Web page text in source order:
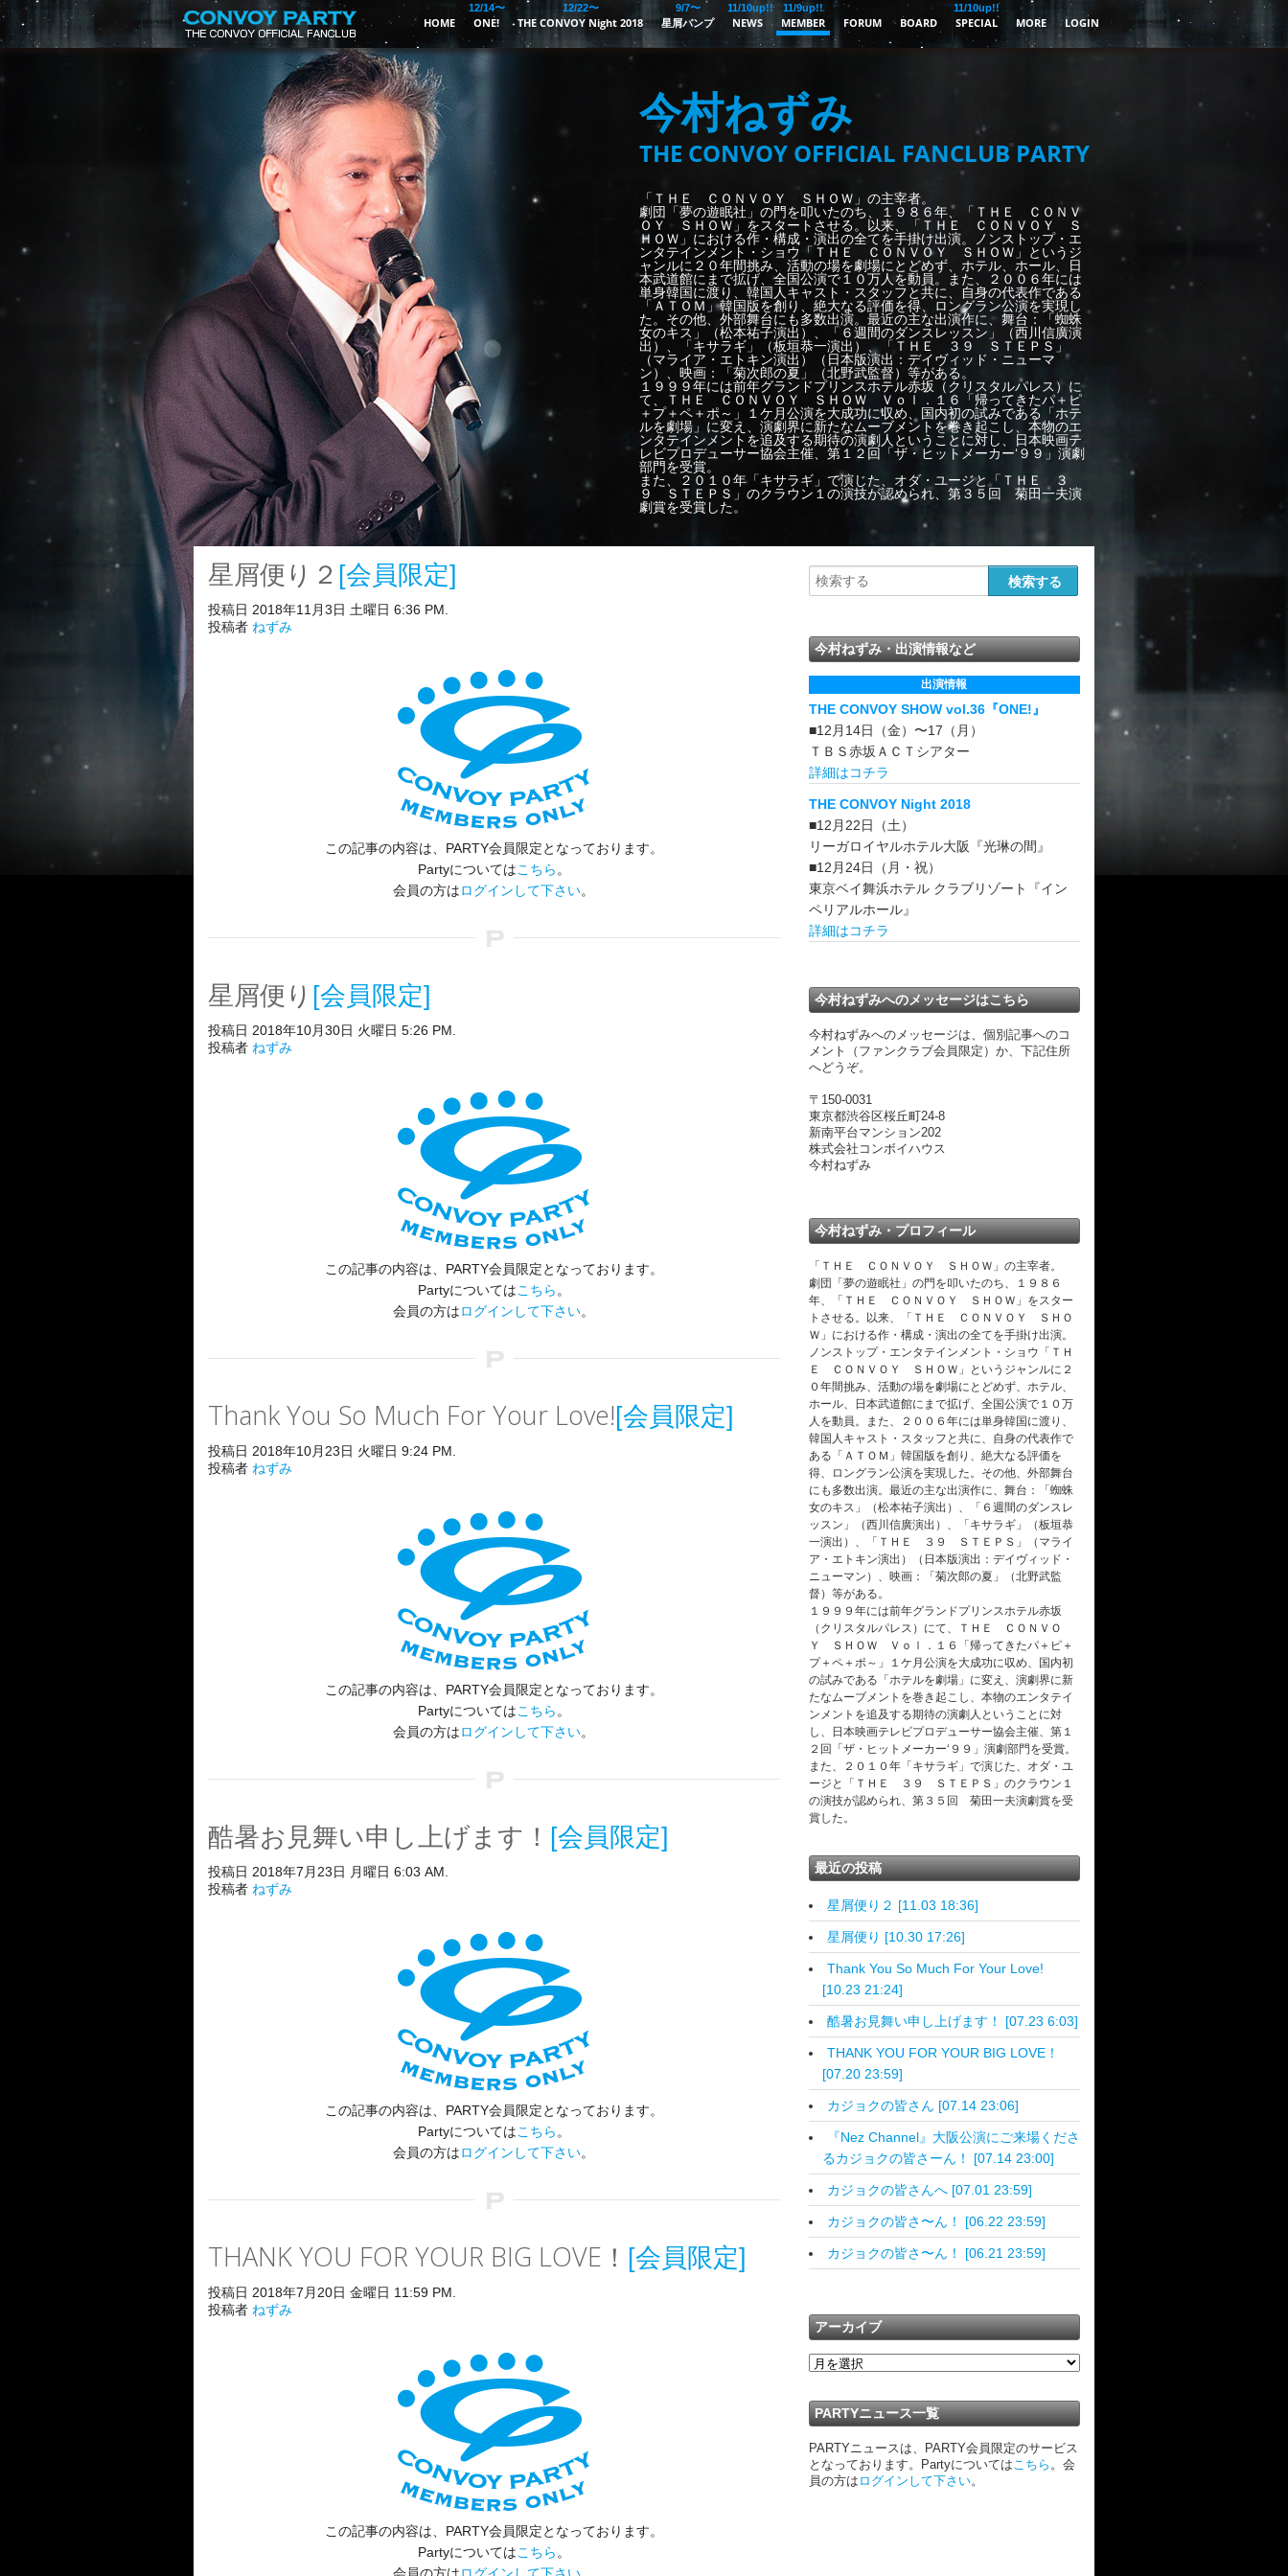
HOME ONE!
12/14〜
THE CONVOY Night 2018
12/22〜
星屑バンプ
9/7〜
NEWS
11/10up!!
MEMBER
11/9up!!
FORUM BOARD SPECIAL
11/10up!!
MORE LOGIN
今村ねずみ
THE CONVOY OFFICIAL FANCLUB PARTY
「ＴＨＥ ＣＯＮＶＯＹ ＳＨＯＷ」の主宰者。
劇団「夢の遊眠社」の門を叩いたのち、１９８６年、「ＴＨＥ ＣＯＮＶ
ＯＹ ＳＨＯＷ」をスタートさせる。以来、「ＴＨＥ ＣＯＮＶＯＹ Ｓ
ＨＯＷ」における作・構成・演出の全てを手掛け出演。ノンストップ・エ
ンタテインメント・ショウ「ＴＨＥ ＣＯＮＶＯＹ ＳＨＯＷ」というジ
ャンルに２０年間挑み、活動の場を劇場にとどめず、ホテル、ホール、日
本武道館にまで拡げ、全国公演で１０万人を動員。また、２００６年には
単身韓国に渡り、韓国人キャスト・スタッフと共に、自身の代表作である
「ＡＴＯＭ」韓国版を創り、絶大なる評価を得、ロングラン公演を実現し
た。その他、外部舞台にも多数出演。最近の主な出演作に、舞台：「蜘蛛
女のキス」（松本祐子演出）、「６週間のダンスレッスン」（西川信廣演
出）、「キサラギ」（板垣恭一演出）、「ＴＨＥ ３９ ＳＴＥＰＳ」
（マライア・エトキン演出）（日本版演出：デイヴィッド・ニューマ
ン）、映画：「菊次郎の夏」（北野武監督）等がある。
１９９９年には前年グランドプリンスホテル赤坂（クリスタルパレス）に
て、ＴＨＥ ＣＯＮＶＯＹ ＳＨＯＷ Ｖｏｌ．１６「帰ってきたパ＋ピ
＋プ＋ペ＋ポ～」１ケ月公演を大成功に収め、国内初の試みである「ホテ
ルを劇場」に変え、演劇界に新たなムーブメントを巻き起こし、本物のエ
ンタテインメントを追及する期待の演劇人ということに対し、日本映画テ
レビプロデューサー協会主催、第１２回「ザ・ヒットメーカー‘９９」演劇
部門を受賞。
また、２０１０年「キサラギ」で演じた、オダ・ユージと「ＴＨＥ ３
９ ＳＴＥＰＳ」のクラウン１の演技が認められ、第３５回 菊田一夫演
劇賞を受賞した。
星屑便り２ [会員限定]
投稿日 2018年11月3日 土曜日 6:36 PM.
投稿者 ねずみ
この記事の内容は、PARTY会員限定となっております。
Partyについてはこちら 。
会員の方はログインして下さい。
星屑便り [会員限定]
投稿日 2018年10月30日 火曜日 5:26 PM.
投稿者 ねずみ
この記事の内容は、PARTY会員限定となっております。
Partyについてはこちら 。
会員の方はログインして下さい。
Thank You So Much For Your Love! [会員限定]
投稿日 2018年10月23日 火曜日 9:24 PM.
投稿者 ねずみ
この記事の内容は、PARTY会員限定となっております。
Partyについてはこちら 。
会員の方はログインして下さい。
酷暑お見舞い申し上げます！ [会員限定]
投稿日 2018年7月23日 月曜日 6:03 AM.
投稿者 ねずみ
この記事の内容は、PARTY会員限定となっております。
Partyについてはこちら 。
会員の方はログインして下さい。
THANK YOU FOR YOUR BIG LOVE！ [会員限定]
投稿日 2018年7月20日 金曜日 11:59 PM.
投稿者 ねずみ
この記事の内容は、PARTY会員限定となっております。
Partyについてはこちら 。
今村ねずみ・出演情報など
出演情報
THE CONVOY SHOW vol.36『ONE!』
■12月14日（金）〜17（月）
ＴＢＳ赤坂ＡＣＴシアター
詳細はコチラ
THE CONVOY Night 2018
■12月22日（土）
リーガロイヤルホテル大阪『光琳の間』
■12月24日（月・祝）
東京ベイ舞浜ホテル クラブリゾート『イン
ペリアルホール』
詳細はコチラ
今村ねずみへのメッセージはこちら
今村ねずみへのメッセージは、個別記事へのコ
メント（ファンクラブ会員限定）か、下記住所
へどうぞ。
〒150-0031
東京都渋谷区桜丘町24-8
新南平台マンション202
株式会社コンボイハウス
今村ねずみ
今村ねずみ・プロフィール
「ＴＨＥ ＣＯＮＶＯＹ ＳＨＯＷ」の主宰者。
劇団「夢の遊眠社」の門を叩いたのち、１９８６
年、「ＴＨＥ ＣＯＮＶＯＹ ＳＨＯＷ」をスター
トさせる。以来、「ＴＨＥ ＣＯＮＶＯＹ ＳＨＯ
Ｗ」における作・構成・演出の全てを手掛け出演。
ノンストップ・エンタテインメント・ショウ「ＴＨ
Ｅ ＣＯＮＶＯＹ ＳＨＯＷ」というジャンルに２
０年間挑み、活動の場を劇場にとどめず、ホテル、
ホール、日本武道館にまで拡げ、全国公演で１０万
人を動員。また、２００６年には単身韓国に渡り、
韓国人キャスト・スタッフと共に、自身の代表作で
ある「ＡＴＯＭ」韓国版を創り、絶大なる評価を
得、ロングラン公演を実現した。その他、外部舞台
にも多数出演。最近の主な出演作に、舞台：「蜘蛛
女のキス」（松本祐子演出）、「６週間のダンスレ
ッスン」（西川信廣演出）、「キサラギ」（板垣恭
一演出）、「ＴＨＥ ３９ ＳＴＥＰＳ」（マライ
ア・エトキン演出）（日本版演出：デイヴィッド・
ニューマン）、映画：「菊次郎の夏」（北野武監
督）等がある。
１９９９年には前年グランドプリンスホテル赤坂
（クリスタルパレス）にて、ＴＨＥ ＣＯＮＶＯ
Ｙ ＳＨＯＷ Ｖｏｌ．１６「帰ってきたパ＋ピ＋
プ＋ペ＋ポ～」１ケ月公演を大成功に収め、国内初
の試みである「ホテルを劇場」に変え、演劇界に新
たなムーブメントを巻き起こし、本物のエンタテイ
ンメントを追及する期待の演劇人ということに対
し、日本映画テレビプロデューサー協会主催、第１
２回「ザ・ヒットメーカー‘９９」演劇部門を受賞。
また、２０１０年「キサラギ」で演じた、オダ・ユ
ージと「ＴＨＥ ３９ ＳＴＥＰＳ」のクラウン１
の演技が認められ、第３５回 菊田一夫演劇賞を受
賞した。
最近の投稿
星屑便り２ [11.03 18:36]
星屑便り [10.30 17:26]
Thank You So Much For Your Love!
[10.23 21:24]
酷暑お見舞い申し上げます！ [07.23 6:03]
THANK YOU FOR YOUR BIG LOVE！
[07.20 23:59]
カジョクの皆さん [07.14 23:06]
『Nez Channel』大阪公演にご来場くださ
るカジョクの皆さーん！ [07.14 23:00]
カジョクの皆さんへ [07.01 23:59]
カジョクの皆さ〜ん！ [06.22 23:59]
カジョクの皆さ〜ん！ [06.21 23:59]
アーカイブ
PARTYニュース一覧
PARTYニュースは、PARTY会員限定のサービス
となっております。Partyについてはこちら 。会
員の方は ログインして下さい。